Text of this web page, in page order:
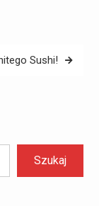
Sushi!
Szukaj